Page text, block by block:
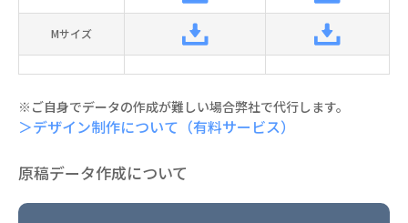
Mサイズ
※ご自身でデータの作成が難しい場合弊社で代行します。
＞デザイン制作について（有料サービス）
原稿データ作成について